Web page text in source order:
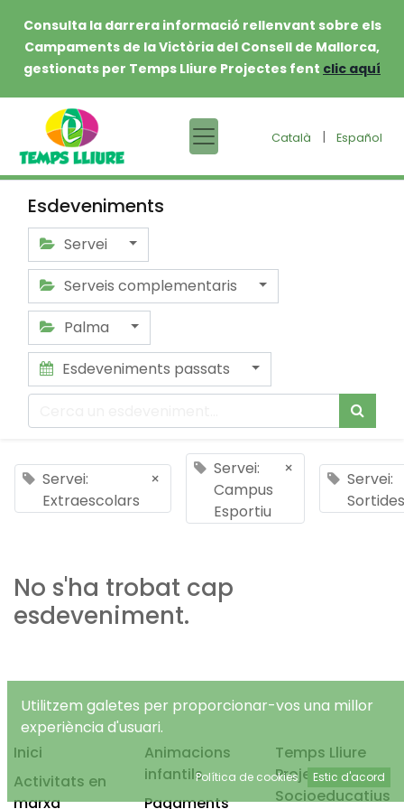
Consulta la darrera informació rellenvant sobre els
Campaments de la Victòria del Consell de Mallorca,
gestionats per Temps Lliure Projectes fent clic aquí
Català | Español
Esdeveniments
Servei
Serveis complementaris
Palma
Esdeveniments passats
Servei:
Extraescolars
×
Servei:
Campus
Esportiu
×
Servei:
Sortides
No s'ha trobat cap
esdeveniment.
Inici
Activitats en
marxa
Animacions
infantils
Pagaments
Temps Lliure
Projectes
Socioeducatius
Utilitzem galetes per proporcionar-vos una millor
experiència d'usuari.
Política de cookies Estic d'acord